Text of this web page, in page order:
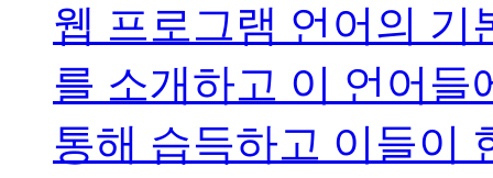
웹 프로그램 언어의 기
를 소개하고 이 언어들
통해 습득하고 이들이